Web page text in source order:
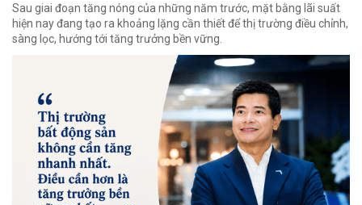
Sau giai đoạn tăng nóng của những năm trước, mặt bằng lãi suất
hiện nay đang tạo ra khoảng lặng cần thiết để thị trường điều chỉnh,
sàng lọc, hướng tới tăng trưởng bền vững.